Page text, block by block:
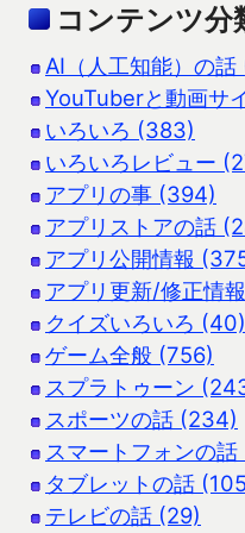
コンテンツ分
AI（人工知能）の話
YouTuberと動画サ
いろいろ (383)
いろいろレビュー
アプリの事 (394)
アプリストアの話
アプリ公開情報
アプリ更新/修正情
クイズいろいろ (40)
ゲーム全般 (756)
スプラトゥーン
スポーツの話 (234)
スマートフォンの
タブレットの話
テレビの話 (29)